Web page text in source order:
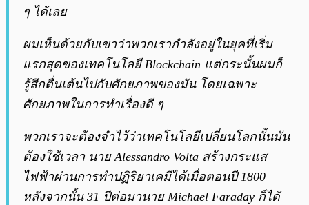
ๆ ได้เลย
ผมเห็นด้วยกับเขาว่าพวกเรากำลังอยู่ในยุคที่เริ่ม
แรกสุดของเทคโนโลยี Blockchain แต่กระนั้นผมก็
รู้สึกตื่นเต้นไปกับศักยภาพของมัน โดยเฉพาะ
ศักยภาพในการทำเรื่องดี ๆ
พวกเราจะต้องจำไว้ว่าเทคโนโลยีเปลี่ยนโลกนั้นมัน
ต้องใช้เวลา นาย Alessandro Volta สร้างกระแส
ไฟฟ้าผ่านการทำปฏิริยาเคมีได้เมื่อตอนปี 1800
หลังจากนั้น 31 ปีต่อมานาย Michael Faraday ก็ได้